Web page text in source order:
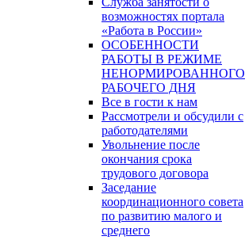
возможностях портала
«Работа в России»
ОСОБЕННОСТИ
РАБОТЫ В РЕЖИМЕ
НЕНОРМИРОВАННОГО
РАБОЧЕГО ДНЯ
Все в гости к нам
Рассмотрели и обсудили с
работодателями
Увольнение после
окончания срока
трудового договора
Заседание
координационного совета
по развитию малого и
среднего